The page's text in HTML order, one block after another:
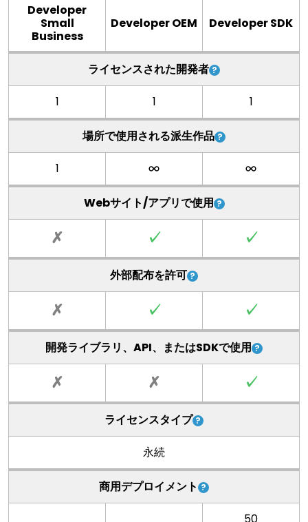
Developer
Small
Business
Developer OEM Developer SDK
ライセンスされた開発者
1 1 1
場所で使用される派生作品
1
Webサイト/アプリで使用
✗ ✓ ✓
外部配布を許可
✗ ✓ ✓
開発ライブラリ、API、またはSDKで使用
✗ ✗ ✓
ライセンスタイプ
永続
商用デプロイメント
50